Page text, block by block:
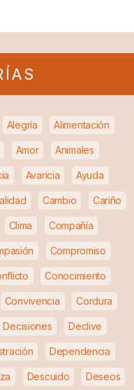
Alegría Alimentación
Amor Animales
Avaricia Ayuda
Cambio Cariño
Clima Compañía
Compromiso
Conocimiento
Convivencia Cordura
Decisiones Declive
Dependencia
Descuido Deseos